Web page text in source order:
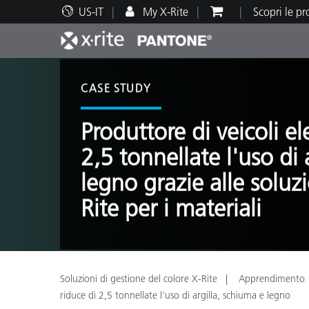
US-IT My X-Rite Scopri le
Principali prodotti
Stampa e Packaging
Automotive
Supporto tecnico
Risorse didattiche
CASE STUDY
Produttore di veicoli
2,5 tonnellate l'uso di
legno grazie alle
Rite per i materiali
Soluzioni di gestione del colore X-Rite Apprendimento
riduce di 2,5 tonnellate l'uso di argilla, schiuma e legno